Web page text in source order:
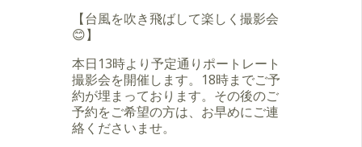
【台風を吹き飛ばして楽しく撮影会
😊】
本日13時より予定通りポートレート
撮影会を開催します。18時までご予
約が埋まっております。その後のご
予約をご希望の方は、お早めにご連
絡くださいませ。